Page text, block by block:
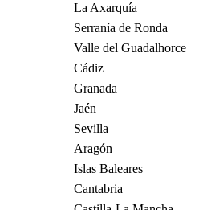
La Axarquía
Serranía de Ronda
Valle del Guadalhorce
Cádiz
Granada
Jaén
Sevilla
Aragón
Islas Baleares
Cantabria